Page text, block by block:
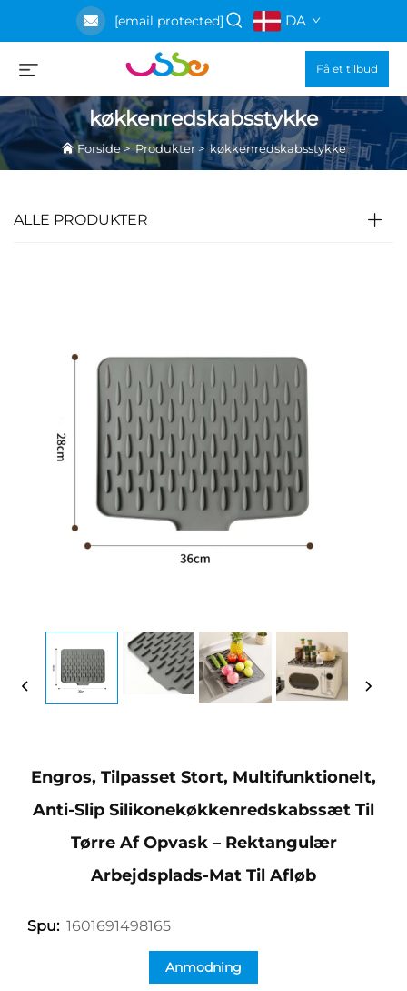
[email protected] DA
Få et tilbud
køkkenredskabsstykke
Forside>Produkter > køkkenredskabsstykke
ALLE PRODUKTER
Engros, Tilpasset Stort, Multifunktionelt,
Anti-Slip Silikonekøkkenredskabssæt Til
Tørre Af Opvask – Rektangulær
Arbejdsplads-Mat Til Afløb
Spu: 1601691498165
Anmodning